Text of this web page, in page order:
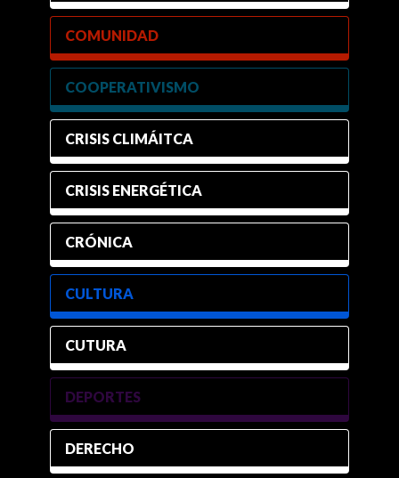
COMUNIDAD
COOPERATIVISMO
CRISIS CLIMÁITCA
CRISIS ENERGÉTICA
CRÓNICA
CULTURA
CUTURA
DEPORTES
DERECHO